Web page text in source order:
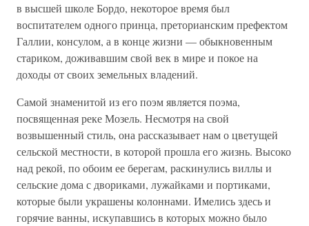
в высшей школе Бордо, некоторое время был
воспитателем одного принца, преторианским префектом
Галлии, консулом, а в конце жизни — обыкновенным
стариком, доживавшим свой век в мире и покое на
доходы от своих земельных владений.
Самой знаменитой из его поэм является поэма,
посвященная реке Мозель. Несмотря на свой
возвышенный стиль, она рассказывает нам о цветущей
сельской местности, в которой прошла его жизнь. Высоко
над рекой, по обоим ее берегам, раскинулись виллы и
сельские дома с двориками, лужайками и портиками,
которые были украшены колоннами. Имелись здесь и
горячие ванны, искупавшись в которых можно было